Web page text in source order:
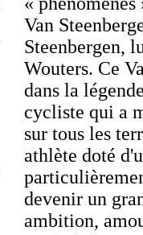
Van
Steenbergen,
Wouters. Ce
dans la
cycliste qui a
sur tous les
athlète doté
devenir un
ambition,